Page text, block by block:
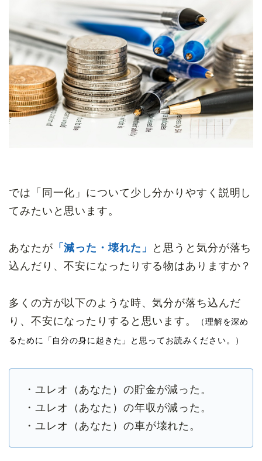
では「同一化」について少し分かりやすく説明し
てみたいと思います。
あなたが 「減った・壊れた」
と思うと気分が落ち
込んだり、不安になったりする物はありますか？
多くの方が以下のような時、気分が落ち込んだ
り、不安になったりすると思います。
（理解を深め
るために「自分の身に起きた」と思ってお読みください。）
・ユレオ（あなた）の貯金が減った。
・ユレオ（あなた）の年収が減った。
・ユレオ（あなた）の車が壊れた。